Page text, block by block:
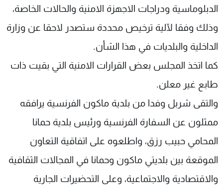
الدبلوماسية ودراجات الاجهزة الامنية والحالات الخاصة،
وذلك وفقا لآلية ترخيص محددة ستصدر لاحقا عن وزارة
الداخلية والبلديات في هذا الشأن.
كما اتخذ المجلس بعض القرارات الامنية التي بقيت ذات
طابع غير معلن.
والتقى شربل وفدا من بلدية ماكون الفرنسية يرافقه
ممثلون عن السفارة الفرنسية ورئيس بلدية حمانا
المحامي حبيب رزق، واطلعوه على اتفاقية التعاون
الموقعة بين بلديتي ماكون وحمانا في المجالات الثقافية
والاقتصادية والاجتماعية، وعلى التحضيرات الجارية